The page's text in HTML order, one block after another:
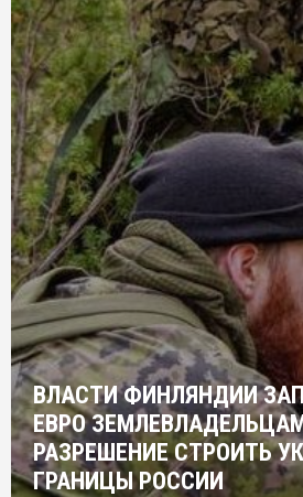
ВЛАСТИ ФИНЛЯНДИИ
ЕВРО
РАЗРЕШЕНИЕ СТРОИТЬ
ГРАНИЦЫ РОССИИ